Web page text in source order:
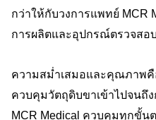
กว่าให้กับวงการแพทย์ MCR
การผลิตและอุปกรณ์ตรวจสอ
ความสม่ำเสมอและคุณภาพคื
ควบคุมวัตถุดิบขาเข้าไปจนถึ
MCR Medical ควบคุมทุกขั้น